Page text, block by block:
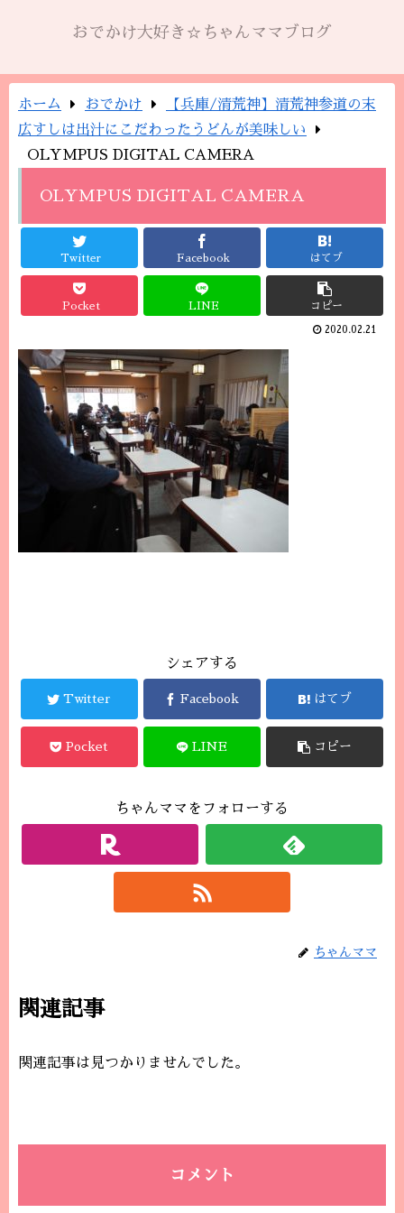
おでかけ大好き☆ちゃんママブログ
ホーム おでかけ
【兵庫/清荒神】清荒神参道の末
広すしは出汁にこだわったうどんが美味しい
OLYMPUS DIGITAL CAMERA
OLYMPUS DIGITAL CAMERA
Twitter Facebook はてブ
Pocket LINE コピー
2020.02.21
シェアする
Twitter Facebook はてブ
Pocket LINE コピー
ちゃんママをフォローする
ちゃんママ
関連記事
関連記事は見つかりませんでした。
コメント